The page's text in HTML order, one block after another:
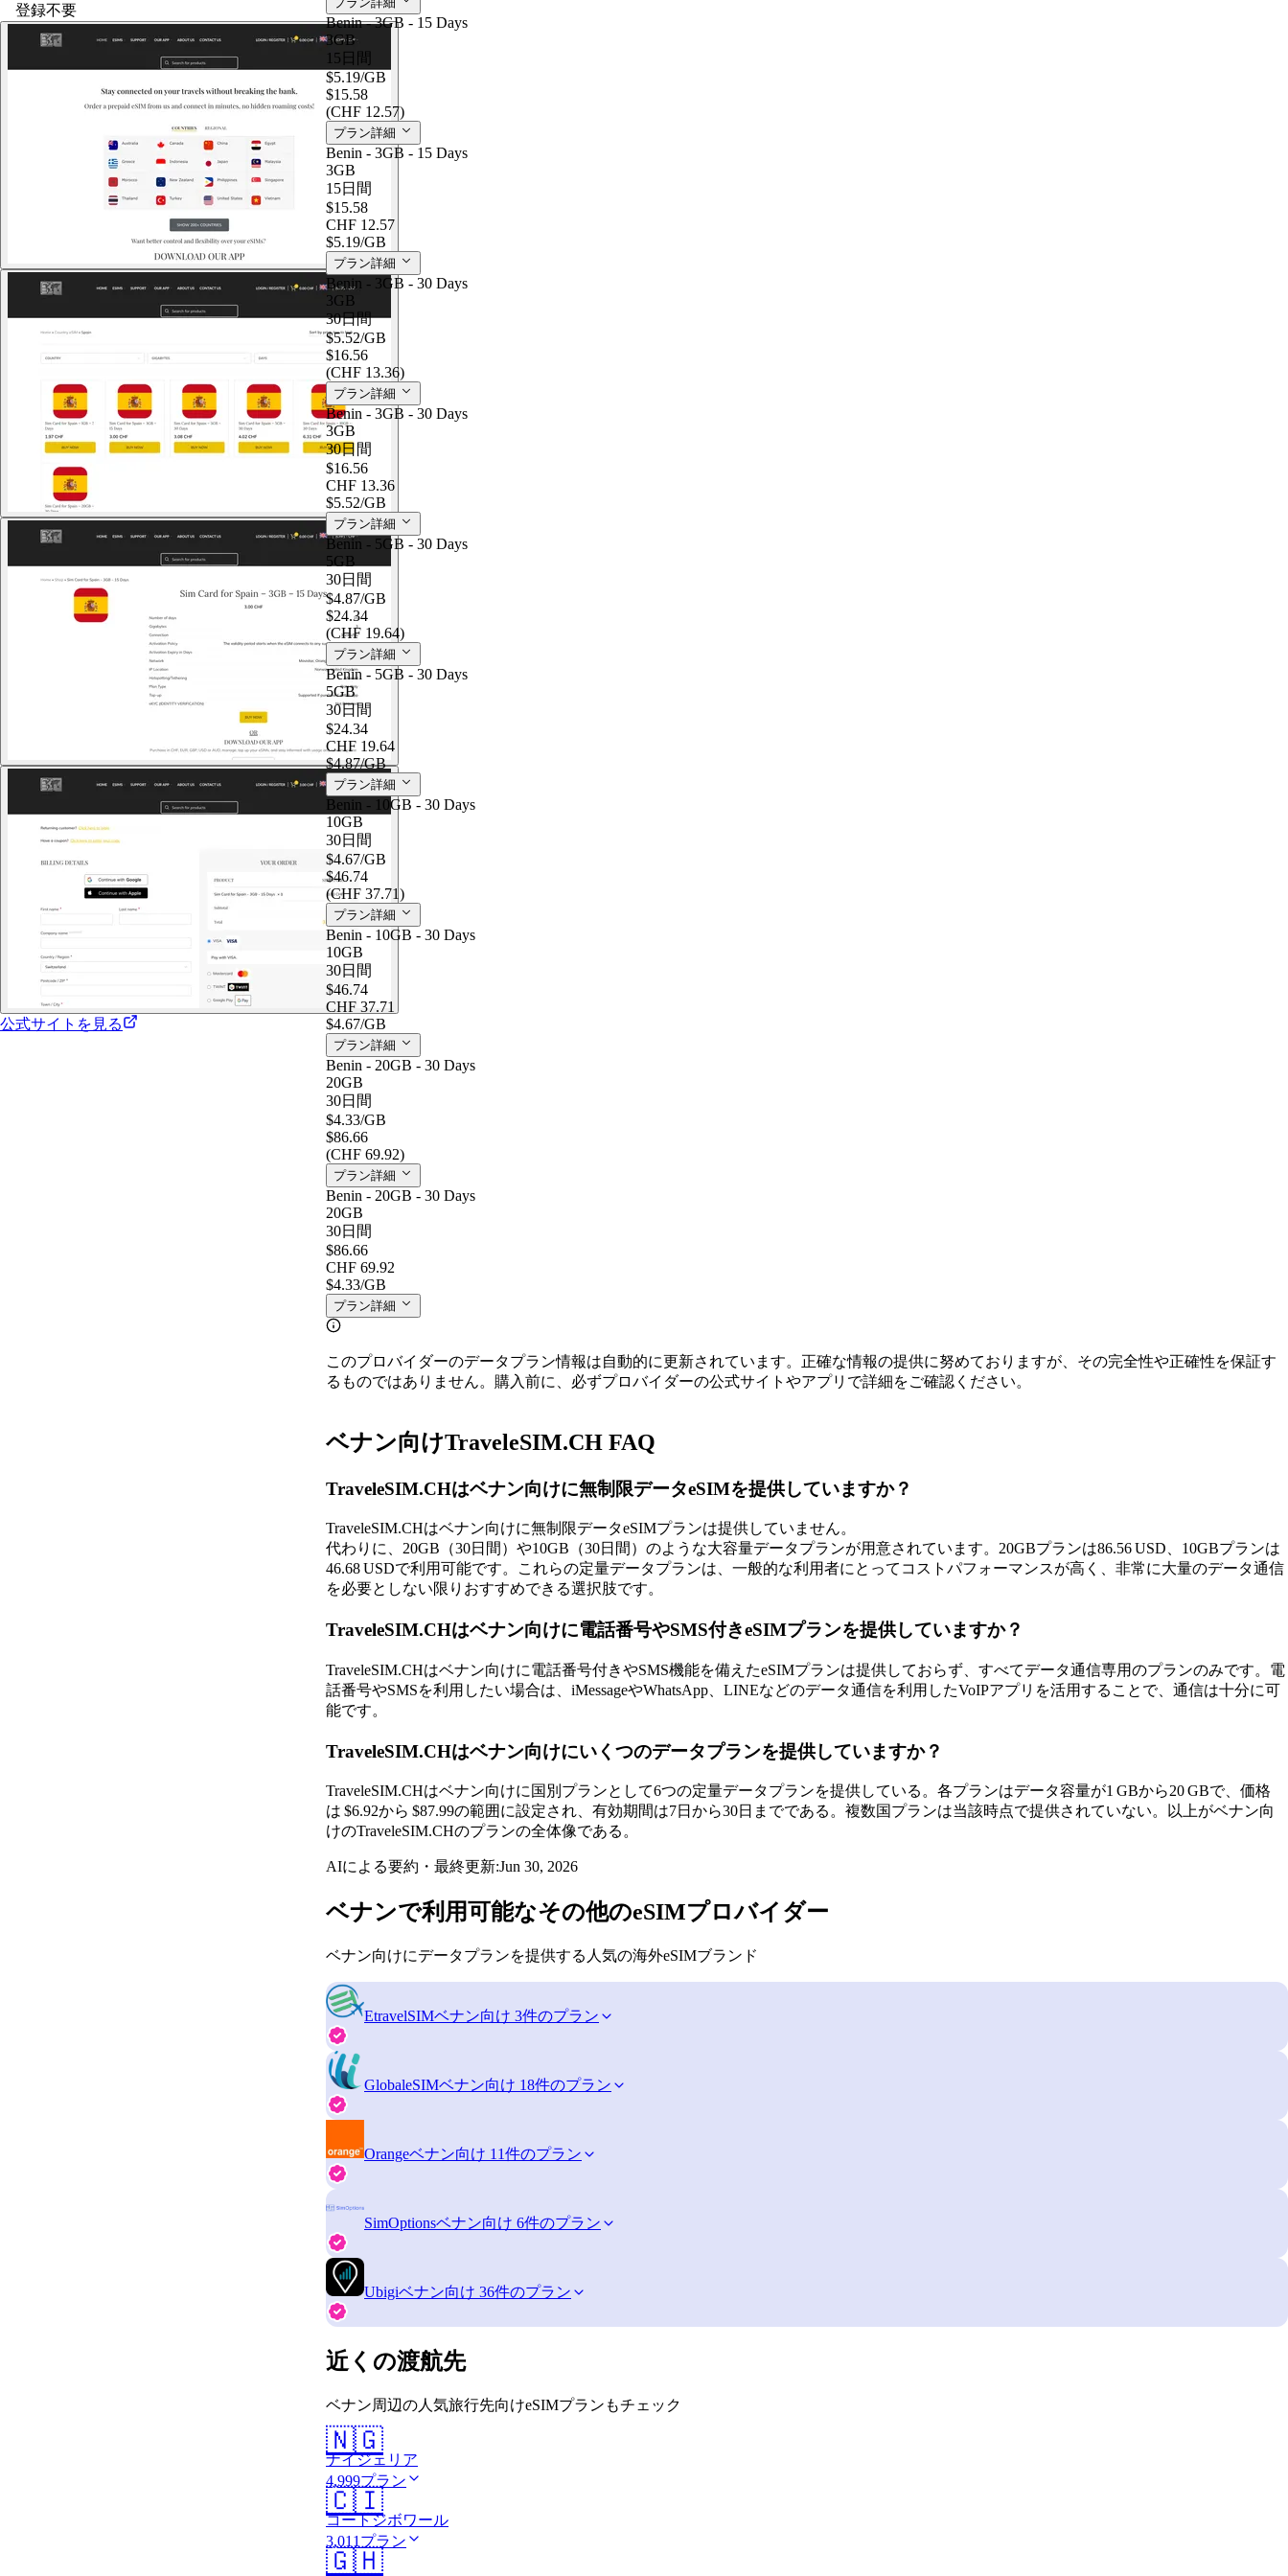
登録不要
公式サイトを見る
Benin - 3GB - 15 Days
3GB
15日間
$5.19/GB
$15.58
(CHF 12.57)
プラン詳細
Benin - 3GB - 15 Days
3GB
15日間
$15.58
CHF 12.57
$5.19/GB
プラン詳細
Benin - 3GB - 30 Days
3GB
30日間
$5.52/GB
$16.56
(CHF 13.36)
プラン詳細
Benin - 3GB - 30 Days
3GB
30日間
$16.56
CHF 13.36
$5.52/GB
プラン詳細
Benin - 5GB - 30 Days
5GB
30日間
$4.87/GB
$24.34
(CHF 19.64)
プラン詳細
Benin - 5GB - 30 Days
5GB
30日間
$24.34
CHF 19.64
$4.87/GB
プラン詳細
Benin - 10GB - 30 Days
10GB
30日間
$4.67/GB
$46.74
(CHF 37.71)
プラン詳細
Benin - 10GB - 30 Days
10GB
30日間
$46.74
CHF 37.71
$4.67/GB
プラン詳細
Benin - 20GB - 30 Days
20GB
30日間
$4.33/GB
$86.66
(CHF 69.92)
プラン詳細
Benin - 20GB - 30 Days
20GB
30日間
$86.66
CHF 69.92
$4.33/GB
プラン詳細
このプロバイダーのデータプラン情報は自動的に更新されています。正確な情報の提供に努めておりますが、その完全性や正確性を保証す
るものではありません。購入前に、必ずプロバイダーの公式サイトやアプリで詳細をご確認ください。
ベナン向けTraveleSIM.CH FAQ
TraveleSIM.CHはベナン向けに無制限データeSIMを提供していますか？
TraveleSIM.CHはベナン向けに無制限データeSIMプランは提供していません。
代わりに、20GB（30日間）や10GB（30日間）のような大容量データプランが用意されています。20GBプランは86.56 USD、10GBプランは
46.68 USDで利用可能です。これらの定量データプランは、一般的な利用者にとってコストパフォーマンスが高く、非常に大量のデータ通信
を必要としない限りおすすめできる選択肢です。
TraveleSIM.CHはベナン向けに電話番号やSMS付きeSIMプランを提供していますか？
TraveleSIM.CHはベナン向けに電話番号付きやSMS機能を備えたeSIMプランは提供しておらず、すべてデータ通信専用のプランのみです。電
話番号やSMSを利用したい場合は、iMessageやWhatsApp、LINEなどのデータ通信を利用したVoIPアプリを活用することで、通信は十分に可
能です。
TraveleSIM.CHはベナン向けにいくつのデータプランを提供していますか？
TraveleSIM.CHはベナン向けに国別プランとして6つの定量データプランを提供している。各プランはデータ容量が1 GBから20 GBで、価格
は $6.92から $87.99の範囲に設定され、有効期間は7日から30日までである。複数国プランは当該時点で提供されていない。以上がベナン向
けのTraveleSIM.CHのプランの全体像である。
AIによる要約・最終更新:Jun 30, 2026
ベナンで利用可能なその他のeSIMプロバイダー
ベナン向けにデータプランを提供する人気の海外eSIMブランド
EtravelSIMベナン向け 3件のプラン
GlobaleSIMベナン向け 18件のプラン
Orangeベナン向け 11件のプラン
SimOptionsベナン向け 6件のプラン
Ubigiベナン向け 36件のプラン
近くの渡航先
ベナン周辺の人気旅行先向けeSIMプランもチェック
🇳🇬
ナイジェリア
4,999プラン
🇨🇮
コートジボワール
3,011プラン
🇬🇭